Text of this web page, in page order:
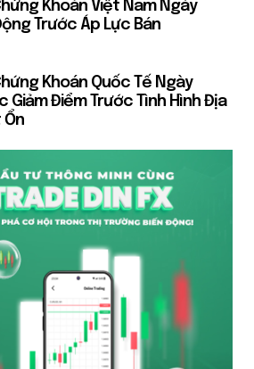
Khoán Việt Nam Ngày
Trước Áp Lực Bán
Khoán Quốc Tế Ngày
Giảm Điểm Trước Tình Hình Địa
Ổn